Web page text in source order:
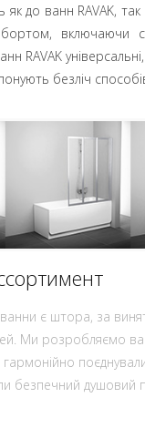
як до ванн RAVAK,
включаючи
RAVAK
безліч
є штора, за
Ми розробляємо
безпечний душовий